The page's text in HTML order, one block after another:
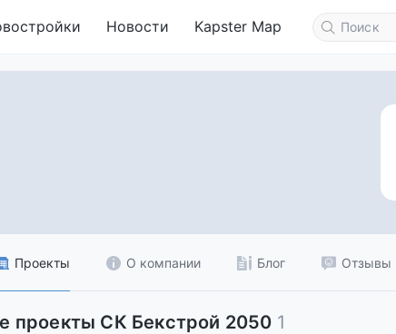
Новости Kapster Map
Проекты О компании Блог Отзывы
проекты СК Бекстрой 2050 1